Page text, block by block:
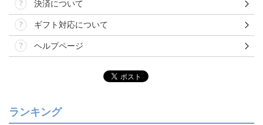
決済について
ギフト対応について
ヘルプページ
ランキング